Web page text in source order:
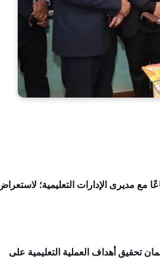
مع مديرى الإدارات التعليمية؛
تحقيق أهداف العملية التعليمية على